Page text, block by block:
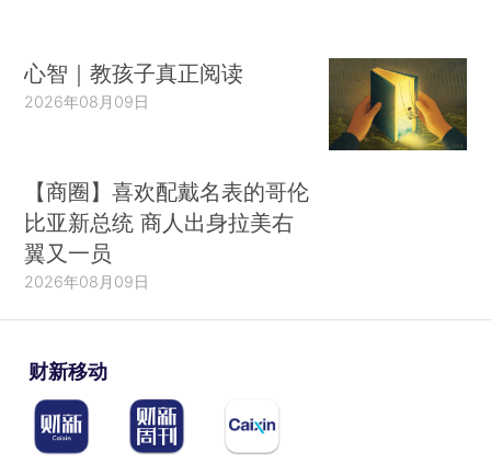
心智｜教孩子真正阅读
2026年08月09日
【商圈】喜欢配戴名表的哥伦
比亚新总统 商人出身拉美右
翼又一员
2026年08月09日
财新移动